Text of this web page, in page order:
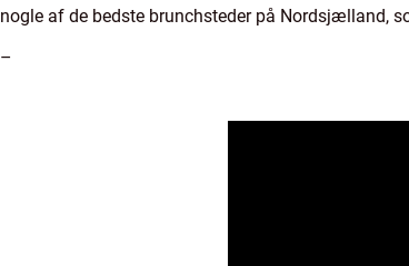
nogle af de bedste brunchsteder på Nordsjælland,
–